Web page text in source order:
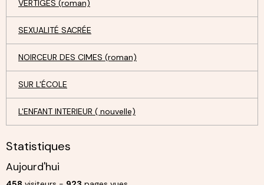
VERTIGES (roman)
SEXUALITÉ SACRÉE
NOIRCEUR DES CIMES (roman)
SUR L'ÉCOLE
L'ENFANT INTERIEUR ( nouvelle)
Statistiques
Aujourd'hui